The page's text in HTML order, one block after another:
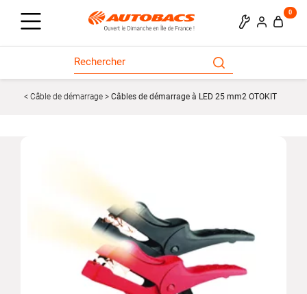
0
Câble de démarrage Câbles de démarrage à LED 25 mm2 OTOKIT